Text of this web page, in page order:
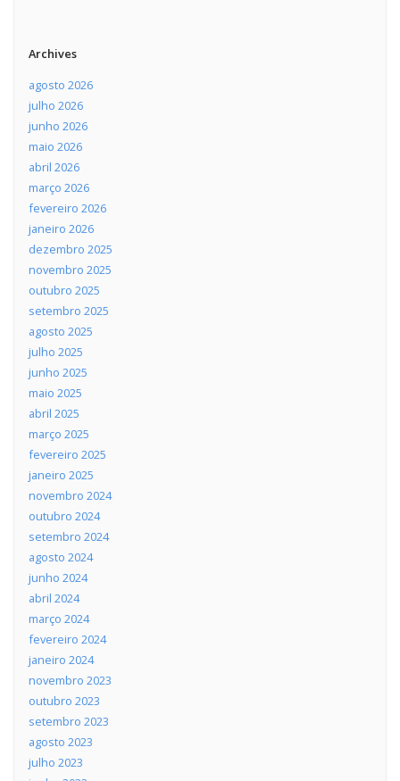
Archives
agosto 2026
julho 2026
junho 2026
maio 2026
abril 2026
março 2026
fevereiro 2026
janeiro 2026
dezembro 2025
novembro 2025
outubro 2025
setembro 2025
agosto 2025
julho 2025
junho 2025
maio 2025
abril 2025
março 2025
fevereiro 2025
janeiro 2025
novembro 2024
outubro 2024
setembro 2024
agosto 2024
junho 2024
abril 2024
março 2024
fevereiro 2024
janeiro 2024
novembro 2023
outubro 2023
setembro 2023
agosto 2023
julho 2023